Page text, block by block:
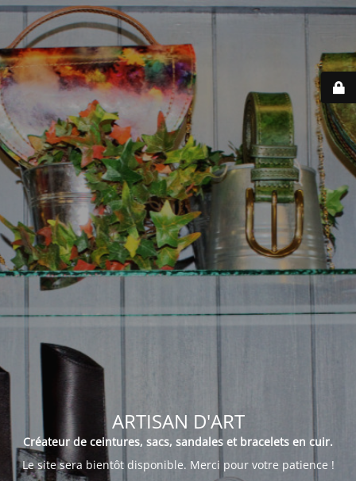
ARTISAN D'ART
Créateur de ceintures, sacs, sandales et bracelets en cuir.
Le site sera bientôt disponible. Merci pour votre patience !